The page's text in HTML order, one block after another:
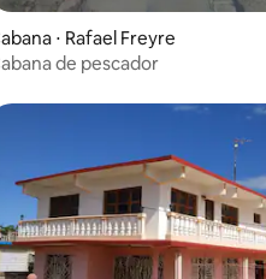
⋅ Rafael Freyre
de pescador